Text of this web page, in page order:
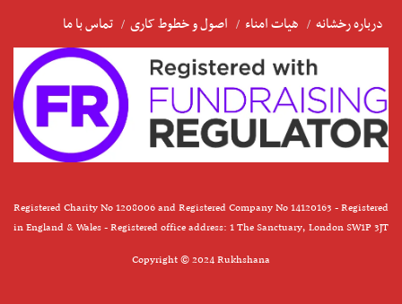
درباره رخشانه هیات امناء اصول و خطوط کاری تماس با ما
Registered Charity No 1208006 and Registered Company No 14120163 - Registered
in England & Wales - Registered office address: 1 The Sanctuary, London SW1P 3JT
Copyright © 2024 Rukhshana